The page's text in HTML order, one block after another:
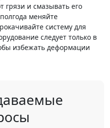
грязи и смазывать его
меняйте
систему для
следует только в
избежать деформации